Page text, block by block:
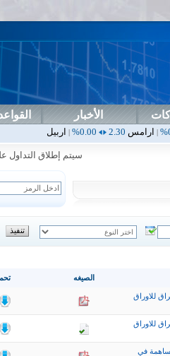
الأخبار
|اربيل 0.00
سيتم إطلاق التداول على
الصيغه
للاوراق
للاوراق
في